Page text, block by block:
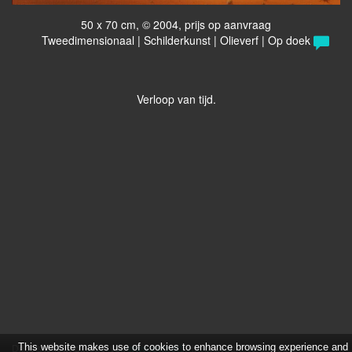
50 x 70 cm, © 2004, prijs op aanvraag
Tweedimensionaal | Schilderkunst | Olieverf | Op doek
Verloop van tijd.
Deze site is onderdeel vanwww.exto.art . Het copyright op alle getoonde
This website makes use of cookies to enhance browsing experience and